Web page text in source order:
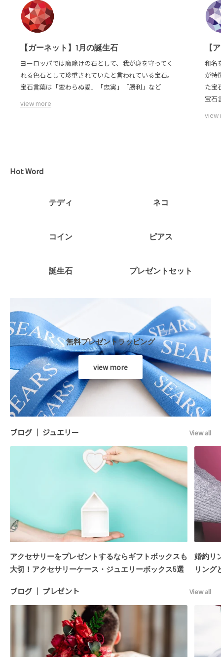
【ガーネット】1月の誕生石
ヨーロッパでは魔除けの石として、我が身を守ってく
れる色石として珍重されていたと言われている宝石。
宝石言葉は「変わらぬ愛」「忠実」「勝利」など
view more
【
和名
が特
た宝
宝石
view
Hot Word
テディ ネコ
コイン ピアス
誕生石 プレゼントセット
無料プレゼントラッピング
view more
ブログ │ ジュエリー View all
アクセサリーをプレゼントするならギフトボックスも
大切！アクセサリーケース・ジュエリーボックス5選
婚約リ
リング
ブログ │ プレゼント View all